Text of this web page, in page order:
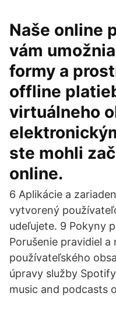
Naše online
vám
formy a
offline
virtuálneho
ste mohli
online.
6 Aplikácie a
vytvorený
udeľujete. 9 Pokyny
Porušenie pravidiel a
používateľského
úpravy služby
music and podcasts